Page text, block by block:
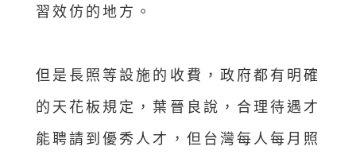
習效仿的地方。
但是長照等設施的收費，政府都有明確
的天花板規定，葉晉良說，合理待遇才
能聘請到優秀人才，但台灣每人每月照